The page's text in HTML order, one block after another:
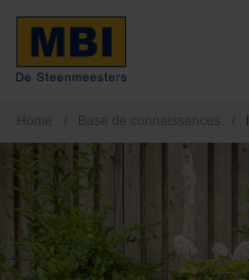
Home / Base de connaissances /